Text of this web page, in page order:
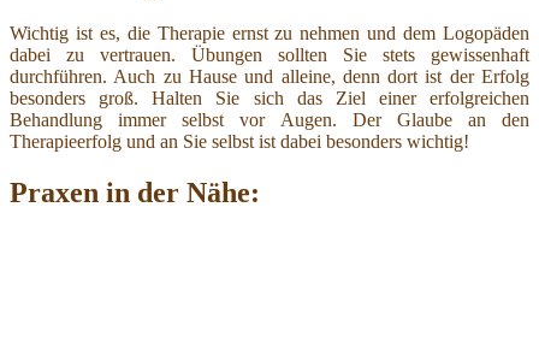
Wichtig ist es, die Therapie ernst zu nehmen und dem Logopäden
dabei zu vertrauen. Übungen sollten Sie stets gewissenhaft
durchführen. Auch zu Hause und alleine, denn dort ist der Erfolg
besonders groß. Halten Sie sich das Ziel einer erfolgreichen
Behandlung immer selbst vor Augen. Der Glaube an den
Therapieerfolg und an Sie selbst ist dabei besonders wichtig!
Praxen in der Nähe: